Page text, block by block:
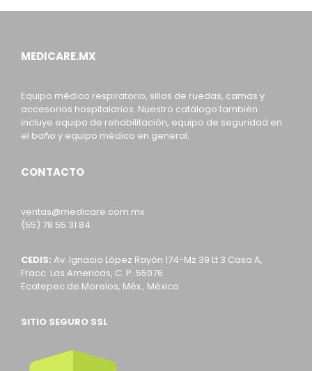
MEDICARE.MX
Equipo médico respiratorio, sillas de ruedas, camas y
accesorios hospitalarios. Nuestro catálogo también
incluye equipo de rehabilitación, equipo de seguridad en
el baño y equipo médico en general.
CONTACTO
ventas@medicare.com.mx
(55) 78 55 31 84
CEDIS: Av. Ignacio López Rayón 174-Mz 39 Lt 3 Casa A,
Fracc. Las Americas, C. P. 55076
Ecatepec de Morelos, Méx., México
SITIO SEGURO SSL